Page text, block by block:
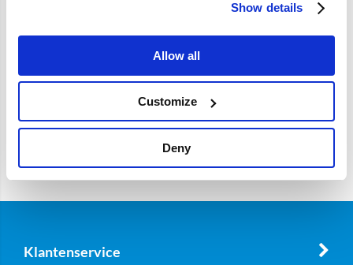
Show details
Allow all
Customize
Deny
Klantenservice